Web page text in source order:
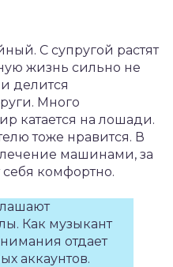
С супругой растят
жизнь сильно не
делится
Много
катается на лошади.
тоже нравится. В
машинами, за
комфортно.
Как музыкант
отдает
аккаунтов.